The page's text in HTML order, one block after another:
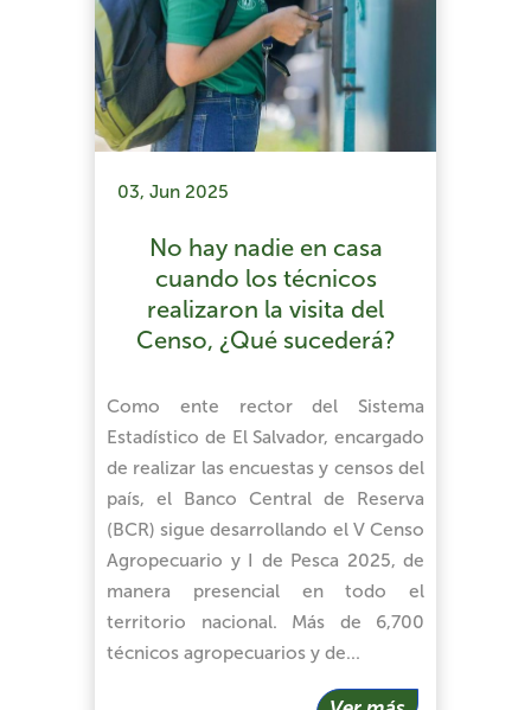
03, Jun 2025
No hay nadie en casa
cuando los técnicos
realizaron la visita del
Censo, ¿Qué sucederá?
Como ente rector del Sistema
Estadístico de El Salvador, encargado
de realizar las encuestas y censos del
país, el Banco Central de Reserva
(BCR) sigue desarrollando el V Censo
Agropecuario y I de Pesca 2025, de
manera presencial en todo el
territorio nacional. Más de 6,700
técnicos agropecuarios y de…